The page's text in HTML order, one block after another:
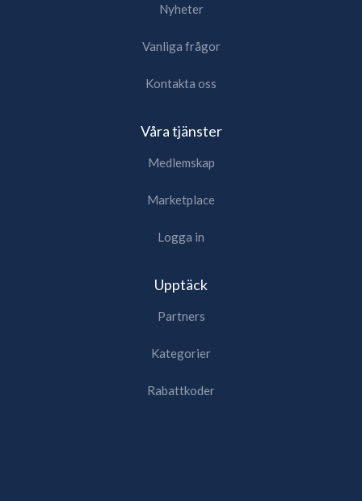
Nyheter
Vanliga frågor
Kontakta oss
Våra tjänster
Medlemskap
Marketplace
Logga in
Upptäck
Partners
Kategorier
Rabattkoder